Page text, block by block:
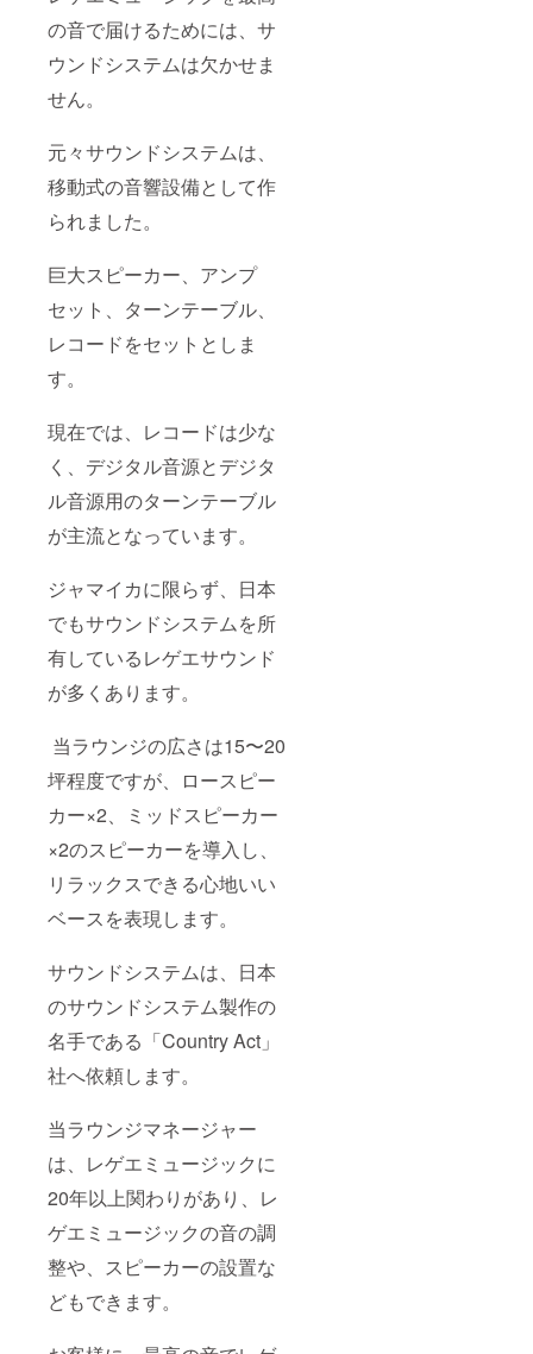
の音で届けるためには、サ
ウンドシステムは欠かせま
せん。
元々サウンドシステムは、
移動式の音響設備として作
られました。
巨大スピーカー、アンプ
セット、ターンテーブル、
レコードをセットとしま
す。
現在では、レコードは少な
く、デジタル音源とデジタ
ル音源用のターンテーブル
が主流となっています。
ジャマイカに限らず、日本
でもサウンドシステムを所
有しているレゲエサウンド
が多くあります。
当ラウンジの広さは15〜20
坪程度ですが、ロースピー
カー×2、ミッドスピーカー
×2のスピーカーを導入し、
リラックスできる心地いい
ベースを表現します。
サウンドシステムは、日本
のサウンドシステム製作の
名手である「Country Act」
社へ依頼します。
当ラウンジマネージャー
は、レゲエミュージックに
20年以上関わりがあり、レ
ゲエミュージックの音の調
整や、スピーカーの設置な
どもできます。